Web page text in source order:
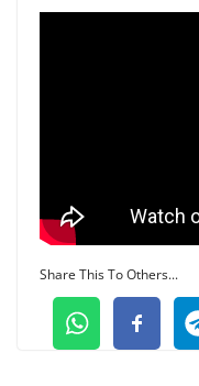
Share This To Others...